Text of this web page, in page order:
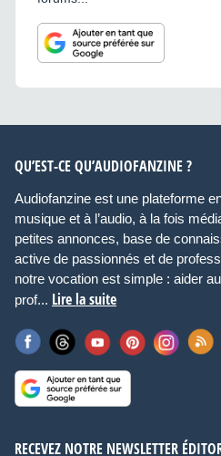
QU’EST-CE QU’AUDIOFANZINE ?
Audiofanzine est une plateforme
musique et à l’audio, à la fois
petites annonces, base de
active de passionnés et de
notre vocation est simple : aider
prof... Lire la suite
RECEVEZ NOTRE NEWSLETTER